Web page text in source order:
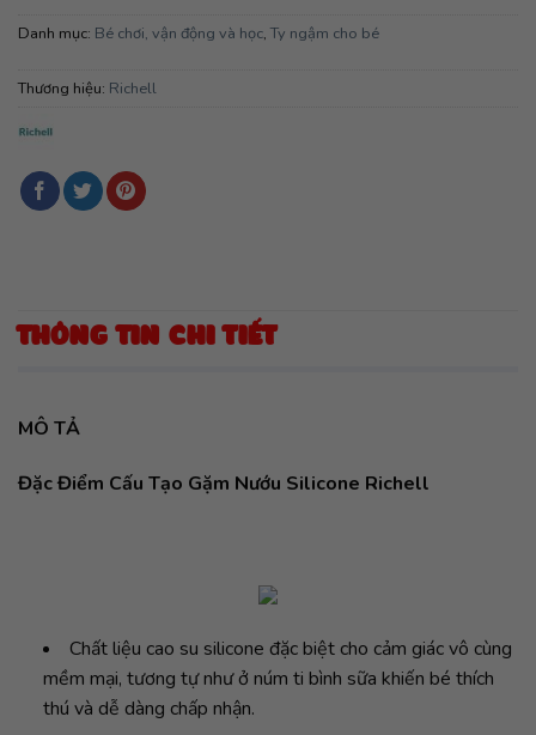
Danh mục: Bé chơi, vận động và học, Ty ngậm cho bé
Thương hiệu: Richell
THÔNG TIN CHI TIẾT
MÔ TẢ
Đặc Điểm Cấu Tạo Gặm Nướu Silicone Richell
Chất liệu cao su silicone đặc biệt cho cảm giác vô cùng
mềm mại, tương tự như ở núm ti bình sữa khiến bé thích
thú và dễ dàng chấp nhận.